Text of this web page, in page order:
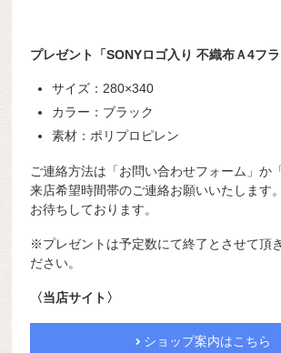
プレゼント「SONYロゴ入り 不織布Ａ4フラ
サイズ：280×340
カラー：ブラック
素材：ポリプロピレン
ご連絡方法は「お問い合わせフォーム」か
来店希望時間帯のご連絡お願いいたします
お待ちしております。
※プレゼントは予定数にて終了とさせて頂
ださい。
〈当店サイト〉
ショップ案内はこちら